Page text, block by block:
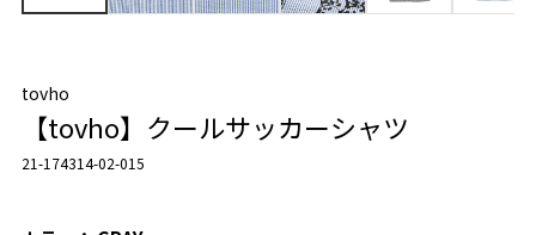
tovho
【tovho】クールサッカーシャツ
21-174314-02-015